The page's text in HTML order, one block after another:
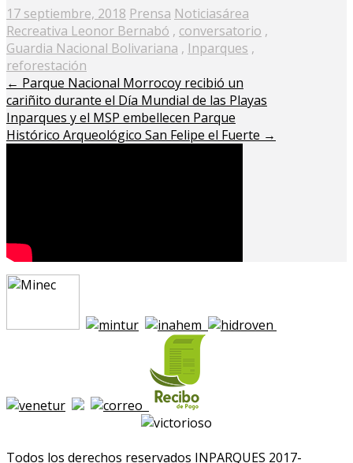
Posted
on
17 septiembre, 2018 Prensa Noticiasárea
Recreativa Leonor Bernabó , conversatorio ,
Guardia Nacional Bolivariana , Inparques ,
reforestación
← Parque Nacional Morrocoy recibió un
cariñito durante el Día Mundial de las Playas
Inparques y el MSP embellecen Parque
Histórico Arqueológico San Felipe el Fuerte →
Todos los derechos reservados INPARQUES 2017-